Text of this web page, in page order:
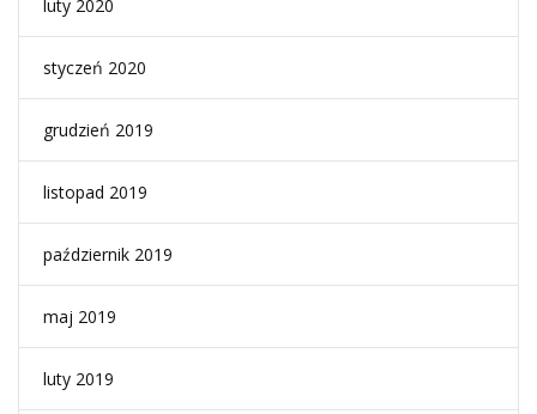
luty 2020
styczeń 2020
grudzień 2019
listopad 2019
październik 2019
maj 2019
luty 2019